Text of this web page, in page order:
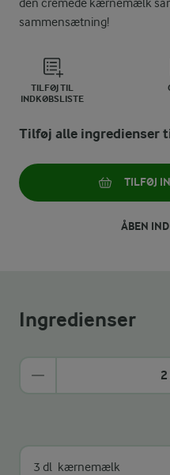
den cremede kærnemælk
sammensætning!
TILFØJ TIL
INDKØBSLISTE
Tilføj alle ingredienser
TILFØJ
ÅBEN
Ingredienser
3 dl kærnemælk